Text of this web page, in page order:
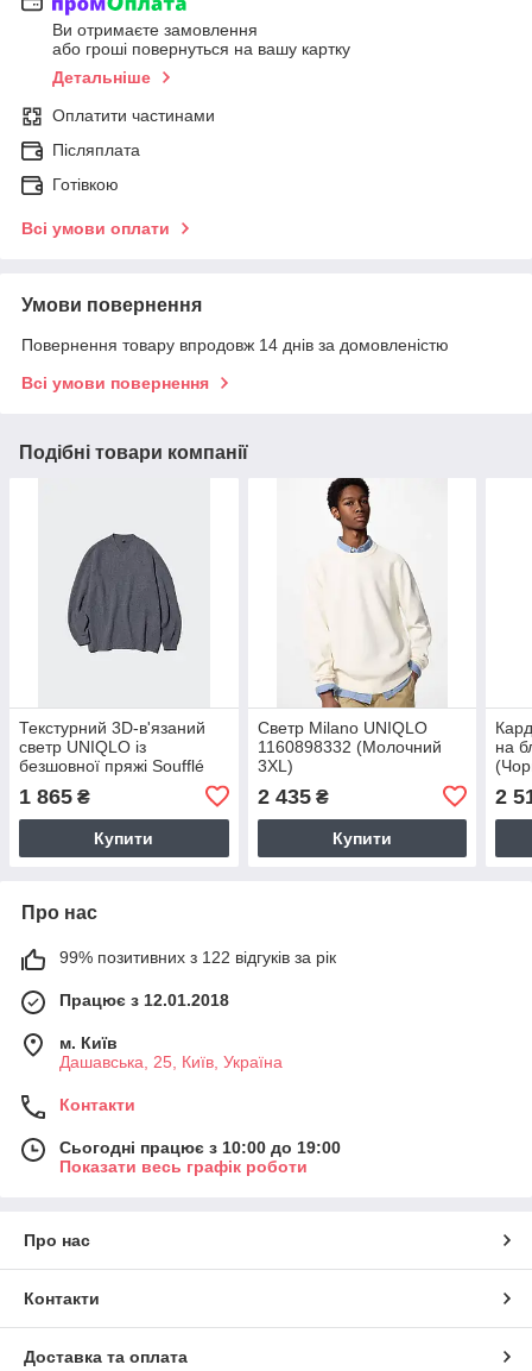
Ви отримаєте замовлення
або гроші повернуться на вашу картку
Детальніше
Оплатити частинами
Післяплата
Готівкою
Всі умови оплати
Умови повернення
Повернення товару впродовж 14 днів за домовленістю
Всі умови повернення
Подібні товари компанії
Текстурний 3D-в'язаний
светр UNIQLO із
безшовної пряжі Soufflé
1 865 ₴
Купити
Светр Milano UNIQLO
1160898332 (Молочний
3XL)
2 435₴
Купити
на
2
Про нас
99% позитивних з 122 відгуків за рік
Працює з 12.01.2018
м. Київ
Дашавська, 25, Київ, Україна
Контакти
Сьогодні працює з 10:00 до 19:00
Показати весь графік роботи
Про нас
Контакти
Доставка та оплата